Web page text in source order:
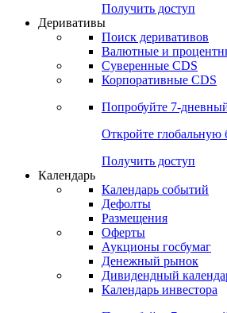
Получить доступ
Деривативы
Поиск деривативов
Валютные и
Суверенные CDS
Корпоративные CDS
Попробуйте 7-
Откройте глобальную
Получить доступ
Календарь
Календарь событий
Дефолты
Размещения
Оферты
Аукционы госбумаг
Денежный рынок
Дивидендный
Календарь инвестора